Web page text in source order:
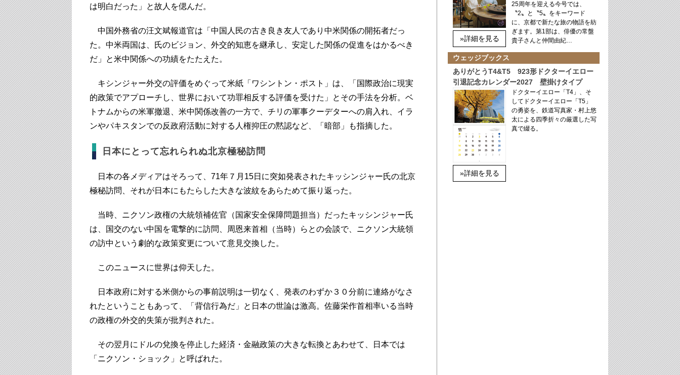
は明白だった」と故人を偲んだ。
中国外務省の汪文斌報道官は「中国人民の古き良き友人であり中米関係の開拓者だっ
た。中米両国は、氏のビジョン、外交的知恵を継承し、安定した関係の促進をはかるべき
だ」と米中関係への功績をたたえた。
キシンジャー外交の評価をめぐって米紙「ワシントン・ポスト」は、「国際政治に現実
的政策でアプローチし、世界において功罪相反する評価を受けた」とその手法を分析。ベ
トナムからの米軍撤退、米中関係改善の一方で、チリの軍事クーデターへの肩入れ、イラ
ンやパキスタンでの反政府活動に対する人権抑圧の黙認など、「暗部」も指摘した。
日本にとって忘れられぬ北京極秘訪問
日本の各メディアはそろって、71年７月15日に突如発表されたキッシンジャー氏の北京
極秘訪問、それが日本にもたらした大きな波紋をあらためて振り返った。
当時、ニクソン政権の大統領補佐官（国家安全保障問題担当）だったキッシンジャー氏
は、国交のない中国を電撃的に訪問、周恩来首相（当時）らとの会談で、ニクソン大統領
の訪中という劇的な政策変更について意見交換した。
このニュースに世界は仰天した。
日本政府に対する米側からの事前説明は一切なく、発表のわずか３０分前に連絡がなさ
れたということもあって、「背信行為だ」と日本の世論は激高。佐藤栄作首相率いる当時
の政権の外交的失策が批判された。
その翌月にドルの兌換を停止した経済・金融政策の大きな転換とあわせて、日本では
「ニクソン・ショック」と呼ばれた。
»詳細を見る
25周年を迎える今号では、
〝2〟と〝5〟をキーワード
に、京都で新たな旅の物語を紡
ぎます。第1部は、俳優の常盤
貴子さんと仲間由紀…
ウェッジブックス
ありがとうT4&T5 923形ドクターイエロー
引退記念カレンダー2027 壁掛けタイプ
»詳細を見る
ドクターイエロー「T4」、そ
してドクターイエロー「T5」
の勇姿を、鉄道写真家・村上悠
太による四季折々の厳選した写
真で綴る。